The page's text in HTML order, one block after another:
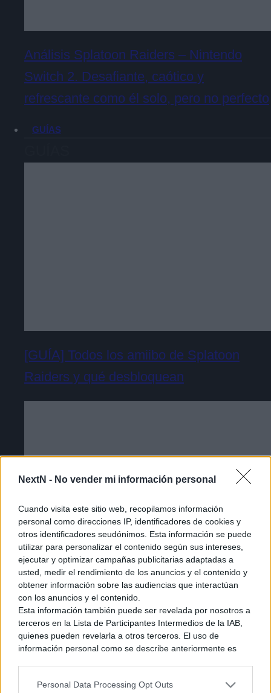
NextN - No vender mi información personal
Cuando visita este sitio web, recopilamos información
personal como direcciones IP, identificadores de cookies y
otros identificadores seudónimos. Esta información se puede
utilizar para personalizar el contenido según sus intereses,
ejecutar y optimizar campañas publicitarias adaptadas a
usted, medir el rendimiento de los anuncios y el contenido y
obtener información sobre las audiencias que interactúan
con los anuncios y el contenido.
Esta información también puede ser revelada por nosotros a
terceros en la Lista de Participantes Intermedios de la IAB,
quienes pueden revelarla a otros terceros. El uso de
información personal como se describe anteriormente es
generamos contenido relevante para nuestra audiencia.
Personal Data Processing Opt Outs
Análisis Splatoon Raiders – Nintendo
Switch 2. Desafiante, caótico y
refrescante como él solo, pero no perfecto
GUÍAS
[GUÍA] Todos los amiibo de Splatoon
Raiders y qué desbloquean
Cómo acceder a la beta cerrada de The
Duskbloods [Tutorial]